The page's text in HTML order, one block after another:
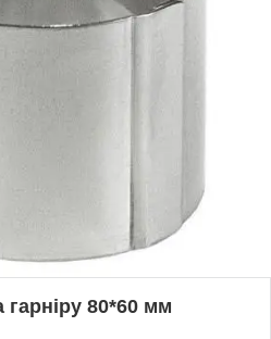
гарніру 80*60 мм